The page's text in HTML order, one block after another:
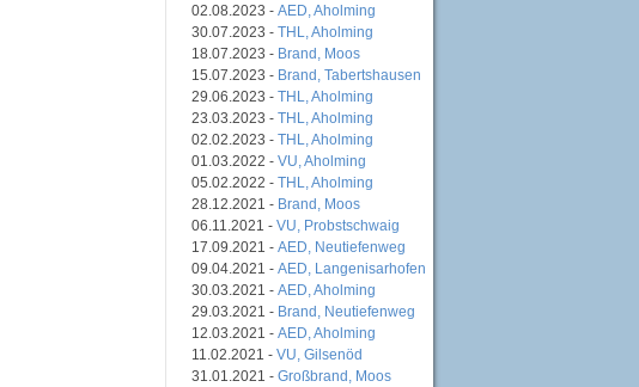
02.08.2023 - AED, Aholming
30.07.2023 - THL, Aholming
18.07.2023 - Brand, Moos
15.07.2023 - Brand, Tabertshausen
29.06.2023 - THL, Aholming
23.03.2023 - THL, Aholming
02.02.2023 - THL, Aholming
01.03.2022 - VU, Aholming
05.02.2022 - THL, Aholming
28.12.2021 - Brand, Moos
06.11.2021 - VU, Probstschwaig
17.09.2021 - AED, Neutiefenweg
09.04.2021 - AED, Langenisarhofen
30.03.2021 - AED, Aholming
29.03.2021 - Brand, Neutiefenweg
12.03.2021 - AED, Aholming
11.02.2021 - VU, Gilsenöd
31.01.2021 - Großbrand, Moos